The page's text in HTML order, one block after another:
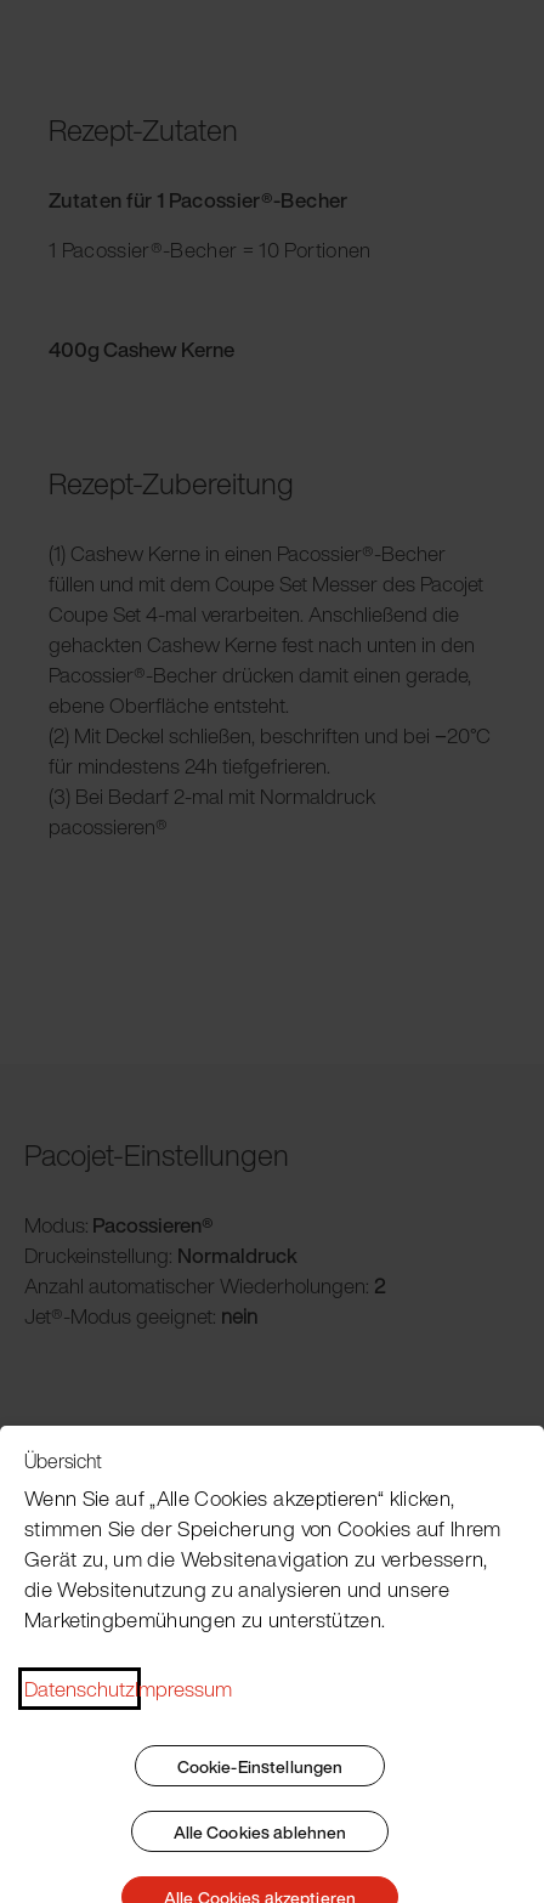
Rezept-Zutaten
Zutaten für 1 Pacossier®-Becher
1 Pacossier®-Becher = 10 Portionen
400g Cashew Kerne
Rezept-Zubereitung
(1) Cashew Kerne in einen Pacossier®-Becher
füllen und mit dem Coupe Set Messer des Pacojet
Coupe Set 4-mal verarbeiten. Anschließend die
gehackten Cashew Kerne fest nach unten in den
Pacossier®-Becher drücken damit einen gerade,
ebene Oberfläche entsteht.
(2) Mit Deckel schließen, beschriften und bei −20°C
für mindestens 24h tiefgefrieren.
(3) Bei Bedarf 2-mal mit Normaldruck
pacossieren®
Pacojet-Einstellungen
Modus: Pacossieren®
Druckeinstellung: Normaldruck
Anzahl automatischer Wiederholungen: 2
Jet®-Modus geeignet: nein
Pacojet Newsletter
Möchten Sie regelmäßig über Neuigkeiten,
Laufenden bleiben?
Jetzt abonnieren
Übersicht
Wenn Sie auf „Alle Cookies akzeptieren“ klicken,
stimmen Sie der Speicherung von Cookies auf Ihrem
Gerät zu, um die Websitenavigation zu verbessern,
die Websitenutzung zu analysieren und unsere
Marketingbemühungen zu unterstützen.
DatenschutzImpressum
Cookie-Einstellungen
Alle Cookies ablehnen
Alle Cookies akzeptieren